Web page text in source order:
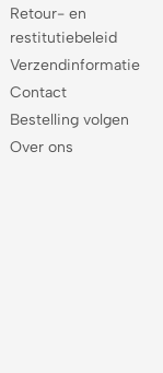
Retour- en
restitutiebeleid
Verzendinformatie
Contact
Bestelling volgen
Over ons